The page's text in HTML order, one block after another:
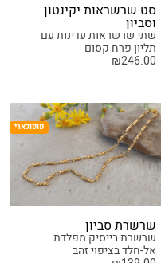
סט שרשראות יקינטון
וסביון
שתי שרשראות עדינות עם
תליון פרח קסום
₪246.00
פופולארי
שרשרת סביון
שרשרת בייסיק מפלדת
אל-חלד בציפוי זהב